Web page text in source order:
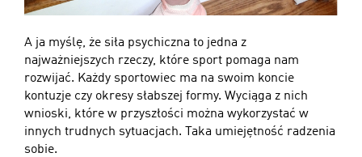
A ja myślę, że siła psychiczna to jedna z
najważniejszych rzeczy, które sport pomaga nam
rozwijać. Każdy sportowiec ma na swoim koncie
kontuzje czy okresy słabszej formy. Wyciąga z nich
wnioski, które w przyszłości można wykorzystać w
innych trudnych sytuacjach. Taka umiejętność radzenia
sobie.